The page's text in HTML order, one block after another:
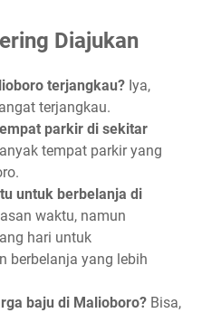
Diajukan
terjangkau? Iya,
terjangkau.
parkir di sekitar
tempat parkir yang
untuk berbelanja di
waktu, namun
hari untuk
berbelanja yang lebih
baju di Malioboro? Bisa,